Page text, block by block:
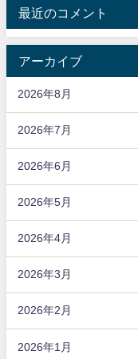
最近のコメント
アーカイブ
2026年8月
2026年7月
2026年6月
2026年5月
2026年4月
2026年3月
2026年2月
2026年1月